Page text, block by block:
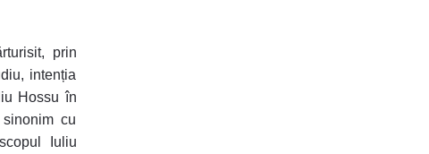
prin
intenția
Hossu în
cu
Iuliu